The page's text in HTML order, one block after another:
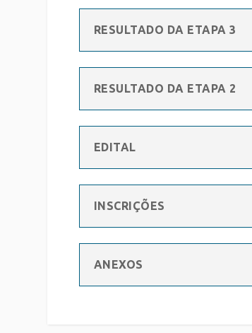
RESULTADO DA ETAPA 3
RESULTADO DA ETAPA 2
EDITAL
INSCRIÇÕES
ANEXOS